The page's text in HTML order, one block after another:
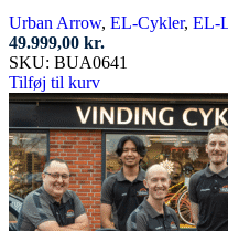
Urban Arrow, EL-Cykler, EL-
49.999,00 kr.
SKU: BUA0641
Tilføj til kurv